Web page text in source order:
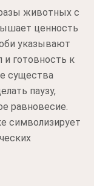
животных с
ценность
указывают
готовность к
существа
паузу,
равновесие.
символизирует